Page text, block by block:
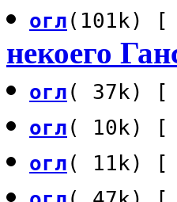
огл
некоего
огл(
огл(
огл(